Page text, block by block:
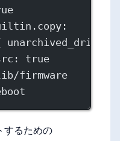
:
: true
firmware
するための